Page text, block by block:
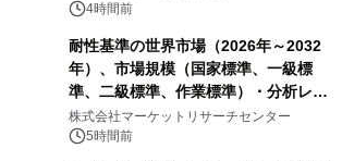
4時間前
耐性基準の世界市場（2026年～2032
年）、市場規模（国家標準、一級標
準、二級標準、作業標準）・分析レポ
ートを発表
株式会社マーケットリサーチセンター
5時間前